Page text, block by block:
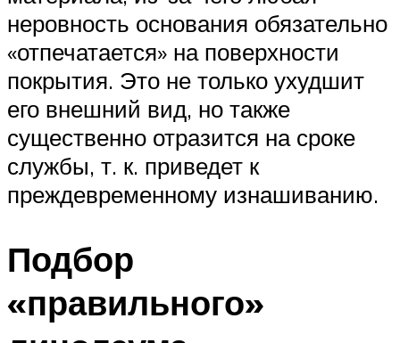
неровность основания обязательно
«отпечатается» на поверхности
покрытия. Это не только ухудшит
его внешний вид, но также
существенно отразится на сроке
службы, т. к. приведет к
преждевременному изнашиванию.
Подбор
«правильного»